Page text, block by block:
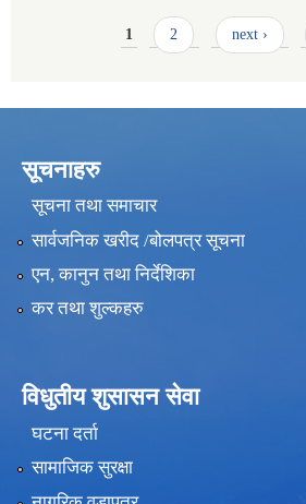
1 2 next ›
सूचनाहरु
सूचना तथा समाचार
सार्वजनिक खरीद /बोलपत्र सूचना
एन, कानुन तथा निर्देशिका
कर तथा शुल्कहरु
विधुतीय शुसासन सेवा
घटना दर्ता
सामाजिक सुरक्षा